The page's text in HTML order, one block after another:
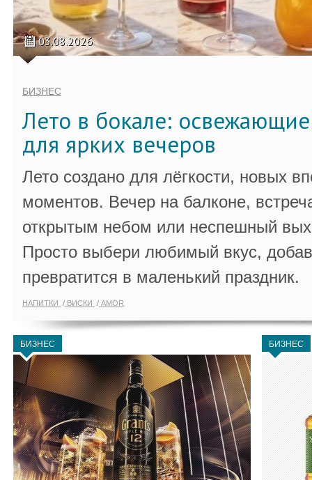
03.08.2026
БИЗНЕС
Лето в бокале:
для ярких вечеров
Лето создано для лёгкости, новых
моментов. Вечер на балконе,
открытым небом или неспешный
Просто выбери любимый вкус,
превратится в маленький праздник.
НАПИТКИ ВИСКИ AMOR
БИЗНЕС БИЗНЕС